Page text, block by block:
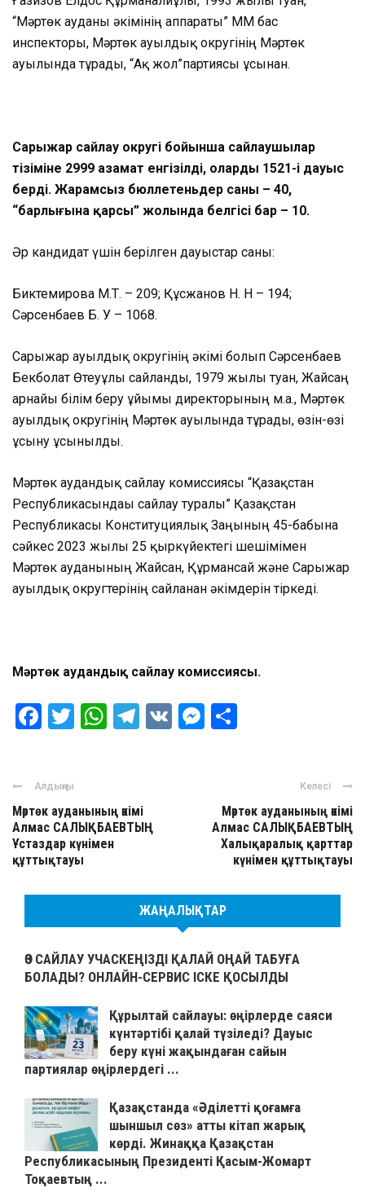
“Мәртөк ауданы әкімінің аппараты” ММ бас
инспекторы, Мәртөк ауылдық округінің Мәртөк
ауылында тұрады, “Ақ жол”партиясы ұсынған.
Сарыжар сайлау округі бойынша сайлаушылар
тізіміне 2999 азамат енгізілді, олардың 1521-і дауыс
берді. Жарамсыз бюллетеньдер саны – 40,
“барлығына қарсы” жолында белгісі бар – 10.
Әр кандидат үшін берілген дауыстар саны:
Биктемирова М.Т. – 209; Құсжанов Н. Н – 194;
Сәрсенбаев Б. У – 1068.
Сарыжар ауылдық округінің әкімі болып Сәрсенбаев
Бекболат Өтеуұлы сайланды, 1979 жылы туған, Жайсаң
арнайы білім беру ұйымы директорының м.а., Мәртөк
ауылдық округінің Мәртөк ауылында тұрады, өзін-өзі
ұсыну ұсынылды.
Мәртөк аудандық сайлау комиссиясы “Қазақстан
Республикасындағы сайлау туралы” Қазақстан
Республикасы Конституциялық Заңының 45-бабына
сәйкес 2023 жылғы 25 қыркүйектегі шешімімен
Мәртөк ауданының Жайсан, Құрмансай және Сарыжар
ауылдық округтерінің сайланған әкімдерін тіркеді.
Мәртөк аудандық сайлау комиссиясы.
Facebook
TwitterWhatsApp
Telegram
VK Messenger
Алдыңғы
Мәртөк ауданының әкімі
Алмас САЛЫҚБАЕВТЫҢ
Ұстаздар күнімен
құттықтауы
Келесі
Мәртөк ауданының әкімі
Алмас САЛЫҚБАЕВТЫҢ
Халықаралық қарттар
күнімен құттықтауы
ЖАҢАЛЫҚТАР
ӨЗ САЙЛАУ УЧАСКЕҢІЗДІ ҚАЛАЙ ОҢАЙ ТАБУҒА
БОЛАДЫ? ОНЛАЙН-СЕРВИС ІСКЕ ҚОСЫЛДЫ
Құрылтай сайлауы: өңірлерде саяси
күнтәртібі қалай түзіледі? Дауыс
беру күні жақындаған сайын
партиялар өңірлердегі ...
Қазақстанда «Әділетті қоғамға
шыншыл сөз» атты кітап жарық
көрді. Жинаққа Қазақстан
Республикасының Президенті Қасым-Жомарт
Тоқаевтың ...